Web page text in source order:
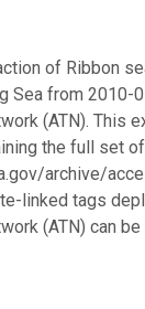
of Ribbon
Sea from
(ATN). This
the full set
archive/
linked tags
(ATN) can